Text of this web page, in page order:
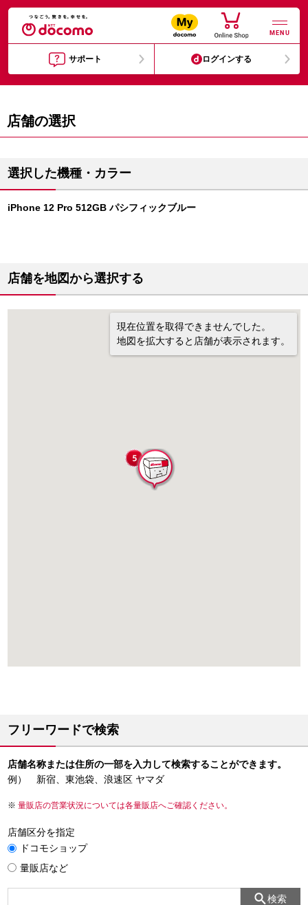
MENU
サポート ログインする
店舗の選択
選択した機種・カラー
iPhone 12 Pro 512GB パシフィックブルー
店舗を地図から選択する
現在位置を取得できませんでした。
地図を拡大すると店舗が表示されます。
フリーワードで検索
店舗名称または住所の一部を入力して検索することができます。
例） 新宿、東池袋、浪速区 ヤマダ
量販店の営業状況については各量販店へご確認ください。
店舗区分を指定
ドコモショップ
量販店など
検索